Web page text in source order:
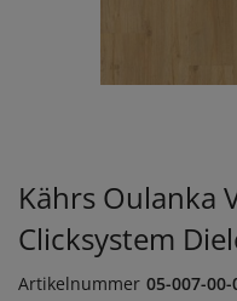
Kährs Oulanka
Clicksystem
Artikelnummer 05-007-